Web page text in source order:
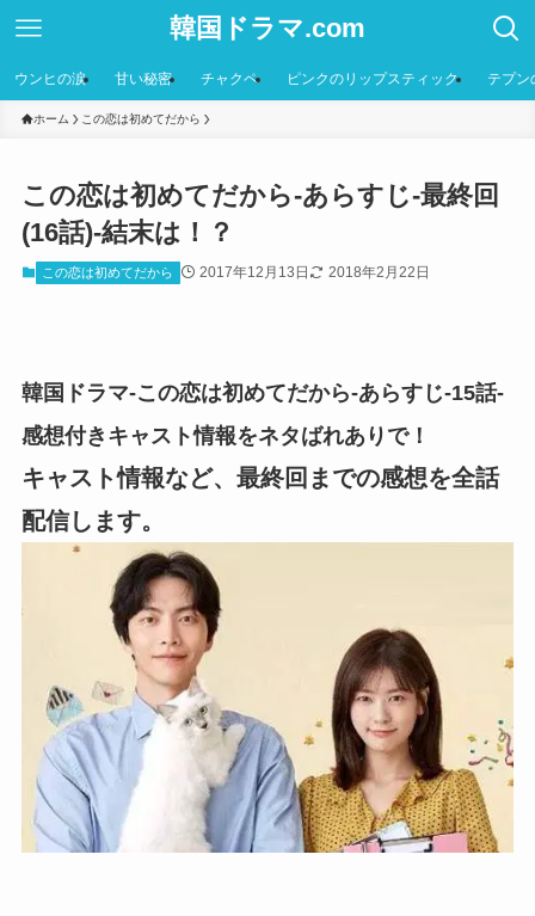
韓国ドラマ.com
ウンヒの涙 甘い秘密 チャクペ ピンクのリップスティック テプン
ホーム この恋は初めてだから
この恋は初めてだから-あらすじ-最終回
(16話)-結末は！？
この恋は初めてだから 2017年12月13日 2018年2月22日
韓国ドラマ-この恋は初めてだから-あらすじ-15話-
感想付きキャスト情報をネタばれありで！
キャスト情報など、最終回までの感想を全話
配信します。